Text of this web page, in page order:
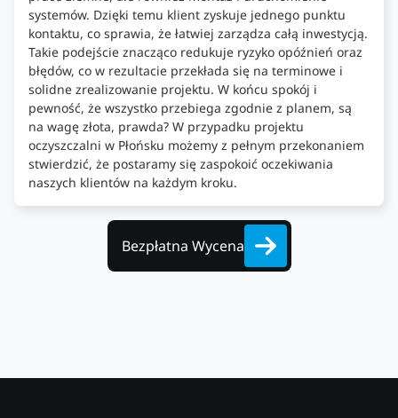
systemów. Dzięki temu klient zyskuje jednego punktu
kontaktu, co sprawia, że łatwiej zarządza całą inwestycją.
Takie podejście znacząco redukuje ryzyko opóźnień oraz
błędów, co w rezultacie przekłada się na terminowe i
solidne zrealizowanie projektu. W końcu spokój i
pewność, że wszystko przebiega zgodnie z planem, są
na wagę złota, prawda? W przypadku projektu
oczyszczalni w Płońsku możemy z pełnym przekonaniem
stwierdzić, że postaramy się zaspokoić oczekiwania
naszych klientów na każdym kroku.
Bezpłatna Wycena